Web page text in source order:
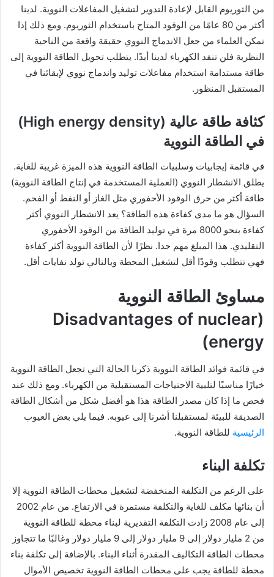
من الثوريوم القابل لإعادة التدوير لتشغيل المفاعلات النووية. لدينا
أكثر من 80 عامًا من الوقود المتاح باستخدام الثوريوم. ومع ذلك إذا
تمكن العلماء من جعل الاندماج النووي حقيقة واقعة من الناحية
النظرية فلن تنفد الكهرباء لدينا أبدًا. يتطلب تحويل الطاقة النووية إلى
طاقة مستدامة استخدام مفاعلات توليد واندماج نووي لإبقائنا في
المستقبل المنظور.
كثافة طاقة عالية (High energy density)
في الطاقة النووية
في قائمة إيجابيات وسلبيات الطاقة النووية هذه الميزة غريبة للغاية.
يطلق الانشطار النووي (العملية المستخدمة في إنتاج الطاقة النووية)
طاقة أكثر من حرق الوقود الأحفوري مثل الغاز أو النفط أو الفحم.
السؤال هو ما مدى كفاءة هذه الطاقة؟ يعد الانشطار النووي أكثر
كفاءة بنحو 8000 مرة في توليد الطاقة من الوقود الأحفوري
التقليدي. هذا المبلغ مهم جدا. نظرًا لأن الطاقة النووية أكثر كفاءة
فهي تتطلب وقودًا أقل لتشغيل المحطة وبالتالي تولد نفايات أقل.
مساوئ الطاقة النووية
(Disadvantages of nuclear
energy)
في قائمة فوائد الطاقة النووية ذكرنا الحالة التي تجعل الطاقة النووية
خيارًا مناسبًا لتلبية الاحتياجات المستقبلية من الكهرباء. ومع ذلك عند
فحص ما إذا كان مصدر الطاقة هذا هو أفضل شكل من أشكال الطاقة
الصديقة للبيئة لمستقبلنا أشرنا إلى عيوبه. فيما يلي بعض العيوب
الرئيسية للطاقة النووية.
تكلفة البناء
على الرغم من التكلفة المنخفضة لتشغيل محطات الطاقة النووية إلا
أن بنائها مكلف للغاية والتكلفة مستمرة في الارتفاع. من عام 2002
إلى عام 2008 زادت التكلفة التقديرية لبناء محطة للطاقة النووية
من 2 مليار دولار إلى 9 مليار دولار إلى 9 مليار دولار وغالبًا ما تتجاوز
محطات الطاقة التكاليف المقدرة أثناء البناء. بالإضافة إلى تكلفة بناء
محطة للطاقة يجب على محطات الطاقة النووية تخصيص الأموال